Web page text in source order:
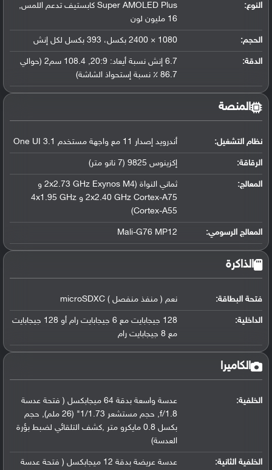
النوع:
Super AMOLED Plus كابستيف تدعم اللمس,
16 مليون لون
الحجم: 1080 × 2400 بكسل، 393 بكسل لكل إنش
الدقة:
6.7 إنش نسبة أيعاد: 20:9, 108.4 سم2 (حوالي
86.7 ٪ نسبة إستحواذ الشاشة)
المنصة
نظام التشغيل: أندرويد إصدار 11 مع واجهة مستخدم One UI 3.1
الرقاقة: إكزينوس 9825 (7 نانو متر)
المعالج:
ثماني النواة (2x2.73 GHz Exynos M4 و
2x2.40 GHz Cortex-A75 و 4x1.95 GHz
Cortex-A55)
المعالج الرسومي:
Mali-G76 MP12
الذاكرة
فتحة البطاقة: نعم ( منفذ منفصل ) microSDXC
الداخلية:
128 جيجابايت مع 6 جيجابايت رام أو 128 جيجابايت
مع 8 جيجابايت رام
الكاميرا
الخلفية:
عدسة واسعة بدقة 64 ميجابكسل ( فتحة عدسة
f/1.8, حجم مستشعر 1/1.73" (26 ملم), حجم
بكسل 0.8 مايكرو متر ,كشف التلقائي لضبط بؤرة
العدسة)
الخلفية الثانية:
عدسة عريضة بدقة 12 ميجابكسل ( فتحة عدسة